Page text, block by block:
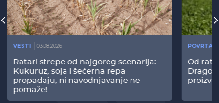
VESTI 03.08.2026
Ratari strepe od najgoreg scenarija:
Kukuruz, soja i šećerna repa
propadaju, ni navodnjavanje ne
pomaže!
Od